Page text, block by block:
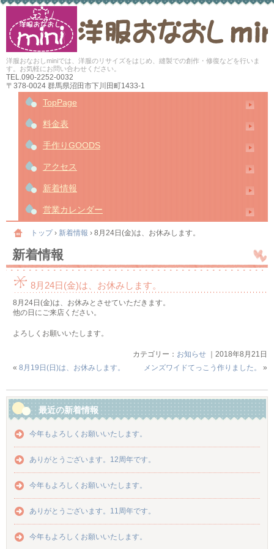
洋服おなおしminiでは、洋服のリサイズをはじめ、縫製での創作・修復などを行いま
す。お気軽にお問い合わせください。
TEL.090-2252-0032
〒378-0024 群馬県沼田市下川田町1433-1
TopPage
料金表
手作りGOODS
アクセス
新着情報
営業カレンダー
トップ› 新着情報 › 8月24日(金)は、お休みします。
新着情報
8月24日(金)は、お休みします。
8月24日(金)は、お休みとさせていただきます。
他の日にご来店ください。
よろしくお願いいたします。
カテゴリー： お知らせ｜2018年8月21日
«8月19日(日)は、お休みします。 メンズワイドてっこう作りました。 »
最近の新着情報
今年もよろしくお願いいたします。
ありがとうございます。12周年です。
今年もよろしくお願いいたします。
ありがとうございます。11周年です。
今年もよろしくお願いいたします。